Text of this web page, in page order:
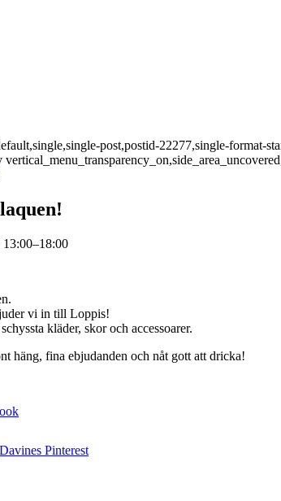
post,postid-22277,single-format-
vi in till Loppis!
kläder, skor och accessoarer.
häng, fina ebjudanden och nåt gott att dricka!
Davines Pinterest